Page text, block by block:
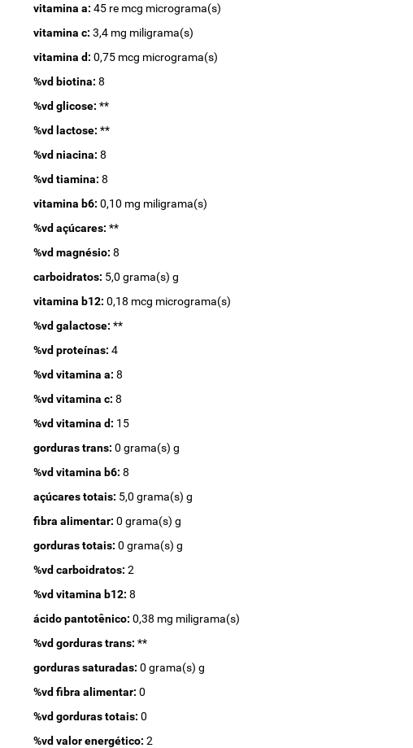
vitamina a: 45 re mcg micrograma(s)
vitamina c: 3,4 mg miligrama(s)
vitamina d: 0,75 mcg micrograma(s)
%vd biotina: 8
%vd glicose: **
%vd lactose: **
%vd niacina: 8
%vd tiamina: 8
vitamina b6: 0,10 mg miligrama(s)
%vd açúcares: **
%vd magnésio: 8
carboidratos: 5,0 grama(s) g
vitamina b12: 0,18 mcg micrograma(s)
%vd galactose: **
%vd proteínas: 4
%vd vitamina a: 8
%vd vitamina c: 8
%vd vitamina d: 15
gorduras trans: 0 grama(s) g
%vd vitamina b6: 8
açúcares totais: 5,0 grama(s) g
fibra alimentar: 0 grama(s) g
gorduras totais: 0 grama(s) g
%vd carboidratos: 2
%vd vitamina b12: 8
ácido pantotênico: 0,38 mg miligrama(s)
%vd gorduras trans: **
gorduras saturadas: 0 grama(s) g
%vd fibra alimentar: 0
%vd gorduras totais: 0
%vd valor energético: 2